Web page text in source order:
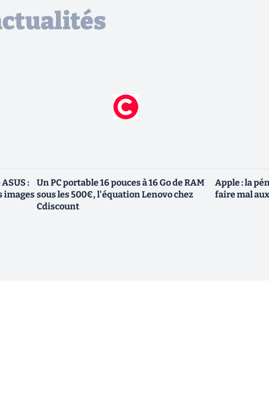
:
images
Un PC portable 16 pouces à 16 Go de RAM
sous les 500€, l'équation Lenovo chez
Cdiscount
Apple : la
faire mal